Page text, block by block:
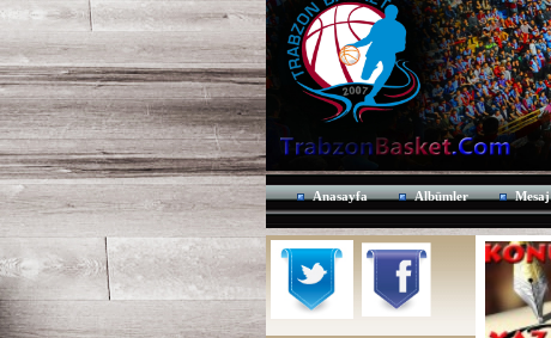
Anasayfa Albümler